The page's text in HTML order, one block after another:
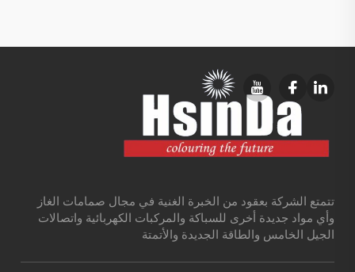
تتمتع الشركة بعقود من الخبرة الغنية في مجال صمامات الغاز
وأي مواد جديدة أخرى للسباكة والمركبات الكهربائية واتصالات
الجيل الخامس والطاقة الجديدة والأتمتة